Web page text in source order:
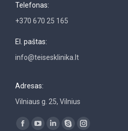
Telefonas:
+370 670 25 165
El. paštas:
info@teisesklinika.lt
Adresas:
Vilniaus g. 25, Vilnius
Find us on:
LinkedinSkypeInstagram